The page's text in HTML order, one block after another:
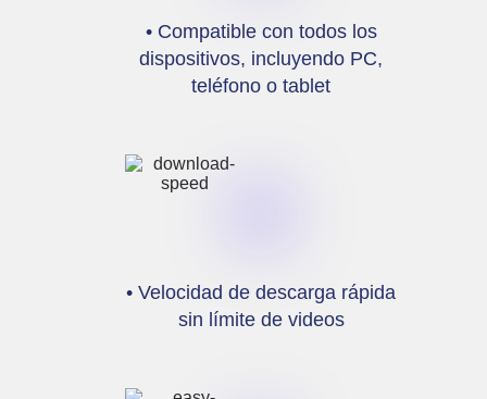
• Compatible con todos los
dispositivos, incluyendo PC,
teléfono o tablet
• Velocidad de descarga rápida
sin límite de videos